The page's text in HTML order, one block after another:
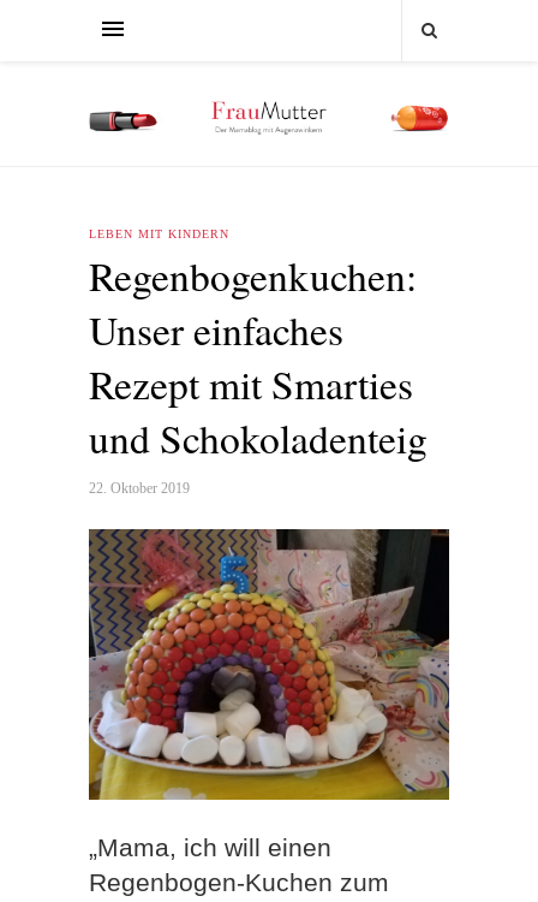
LEBEN MIT KINDERN
Regenbogenkuchen:
Unser einfaches
Rezept mit Smarties
und Schokoladenteig
22. Oktober 2019
„Mama, ich will einen
Regenbogen-Kuchen zum